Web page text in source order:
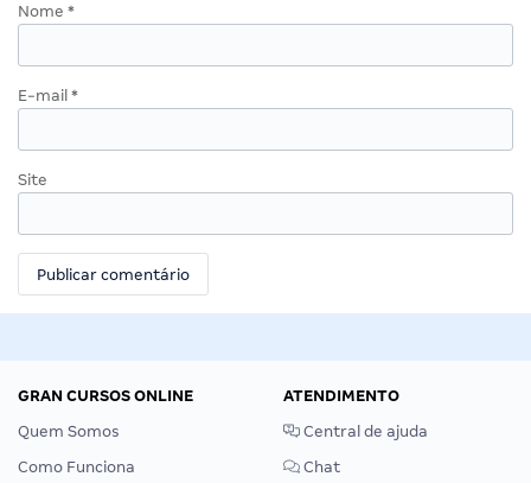
Nome *
E-mail *
Site
GRAN CURSOS ONLINE
Quem Somos
Como Funciona
ATENDIMENTO
Central de ajuda
Chat